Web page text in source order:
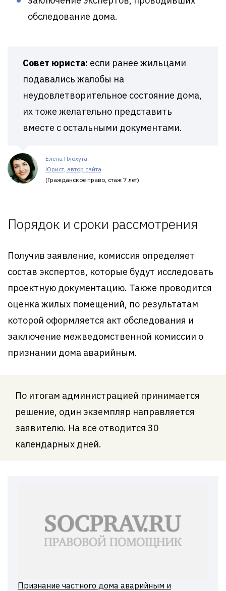
обследование дома.
Совет юриста: если ранее жильцами
подавались жалобы на
неудовлетворительное состояние дома,
их тоже желательно представить
вместе с остальными документами.
Елена Плохута
Юрист, автор сайта
(Гражданское право, стаж 7 лет)
Порядок и сроки рассмотрения
Получив заявление, комиссия определяет
состав экспертов, которые будут исследовать
проектную документацию. Также проводится
оценка жилых помещений, по результатам
которой оформляется акт обследования и
заключение межведомственной комиссии о
признании дома аварийным.
По итогам администрацией принимается
решение, один экземпляр направляется
заявителю. На все отводится 30
календарных дней.
Признание частного дома аварийным и